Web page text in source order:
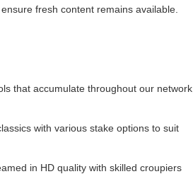
fresh content remains available.
that accumulate throughout our network,
with various stake options to suit
in HD quality with skilled croupiers